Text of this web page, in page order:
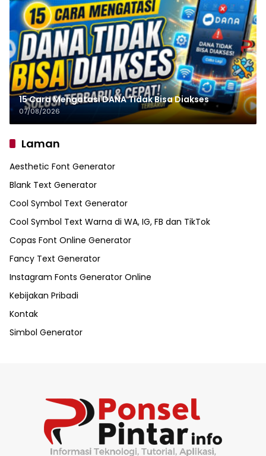
15 Cara Mengatasi DANA Tidak Bisa Diakses
07/08/2026
Laman
Aesthetic Font Generator
Blank Text Generator
Cool Symbol Text Generator
Cool Symbol Text Warna di WA, IG, FB dan TikTok
Copas Font Online Generator
Fancy Text Generator
Instagram Fonts Generator Online
Kebijakan Pribadi
Kontak
Simbol Generator